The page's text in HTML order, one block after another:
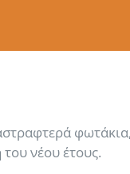
φωτάκια,
νέου έτους.